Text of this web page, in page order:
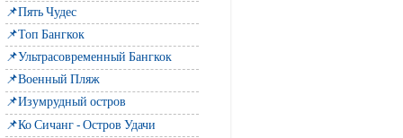
📌Пять Чудес
📌Топ Бангкок
📌Ультрасовременный Бангкок
📌Военный Пляж
📌Изумрудный остров
📌Ко Сичанг - Остров Удачи